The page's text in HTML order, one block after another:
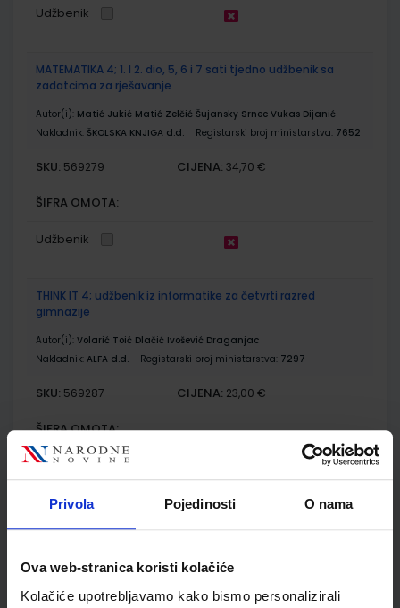
Privola Pojedinosti O nama
Ova web-stranica koristi kolačiće
Kolačiće upotrebljavamo kako bismo personalizirali
Udžbenik
MATEMATIKA 4; 1. I 2. dio, 5, 6 i 7 sati tjedno udžbenik sa
zadatcima za rješavanje
Autor(i): Matić Jukić Matić Zelčić Šujansky Srnec Vukas Dijanić
Nakladnik: ŠKOLSKA KNJIGA d.d. Registarski broj ministarstva: 7652
SKU: 569279 CIJENA: 34,70 €
ŠIFRA OMOTA:
Udžbenik
THINK IT 4; udžbenik iz informatike za četvrti razred
gimnazije
Autor(i): Volarić Toić Dlačić Ivošević Draganjac
Nakladnik: ALFA d.d. Registarski broj ministarstva: 7297
SKU: 569287 CIJENA: 23,00 €
ŠIFRA OMOTA:
Udžbenik
Autor(i):Paar Hrlec Vadlja Rešetar Sambolek